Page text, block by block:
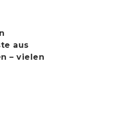
aus
– vielen